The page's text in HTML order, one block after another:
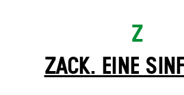
Z
ZACK. EINE